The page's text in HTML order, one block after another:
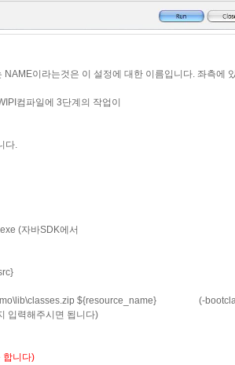
이라는것은 이 설정에 대한 이름입니다. 좌측에
컴파일에 3단계의 작업이
다.
(자바SDK에서
${resource_name} (-
입력해주시면 됩니다)
합니다)